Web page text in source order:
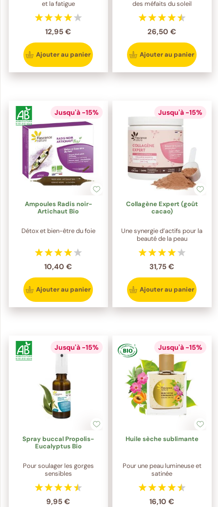
et la fatigue
12,95 €
Ajouter au panier
des méfaits du soleil
26,50 €
Ajouter au panier
Jusqu'à -15%
Ampoules Radis noir-
Artichaut Bio
Détox et bien-être du foie
10,40 €
Ajouter au panier
Jusqu'à -15%
Collagène Expert (goût
cacao)
Une synergie d’actifs pour la
beauté de la peau
31,75 €
Ajouter au panier
Jusqu'à -15%
Spray buccal Propolis-
Eucalyptus Bio
Pour soulager les gorges
sensibles
9,95 €
Jusqu'à -15%
Huile sèche sublimante
Pour une peau lumineuse et
satinée
16,10 €